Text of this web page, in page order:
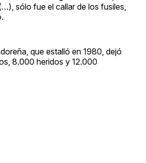
sólo fue el callar de los fusiles,
que estalló en 1980, dejó
8.000 heridos y 12.000